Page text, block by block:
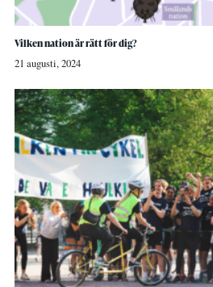
Vilken nation är rätt för dig?
21 augusti, 2024